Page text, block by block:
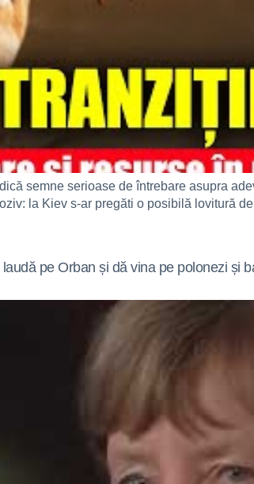
semne serioase de întrebare asupra
la Kiev s-ar pregăti o posibilă lovitură
pe Orban și dă vina pe polonezi și